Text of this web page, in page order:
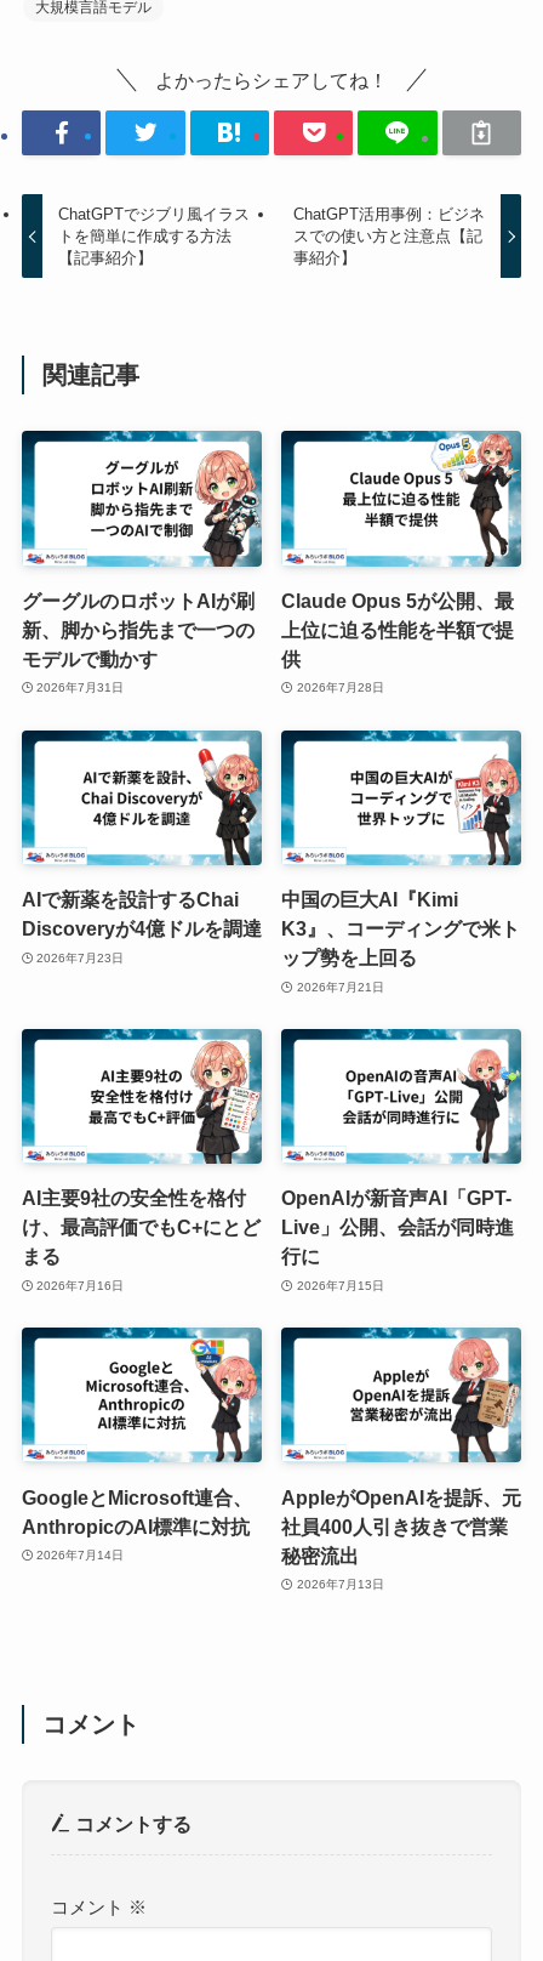
大規模言語モデル
よかったらシェアしてね！
ChatGPTでジブリ風イラス
トを簡単に作成する方法
【記事紹介】
ChatGPT活用事例：ビジネ
スでの使い方と注意点【記
事紹介】
関連記事
グーグルのロボットAIが刷
新、脚から指先まで一つの
モデルで動かす
2026年7月31日
Claude Opus 5が公開、最
上位に迫る性能を半額で提
供
2026年7月28日
AIで新薬を設計するChai
Discoveryが4億ドルを調達
2026年7月23日
中国の巨大AI『Kimi
K3』、コーディングで米ト
ップ勢を上回る
2026年7月21日
AI主要9社の安全性を格付
け、最高評価でもC+にとど
まる
2026年7月16日
OpenAIが新音声AI「GPT-
Live」公開、会話が同時進
行に
2026年7月15日
GoogleとMicrosoft連合、
AnthropicのAI標準に対抗
2026年7月14日
AppleがOpenAIを提訴、元
社員400人引き抜きで営業
秘密流出
2026年7月13日
コメント
コメントする
コメント ※